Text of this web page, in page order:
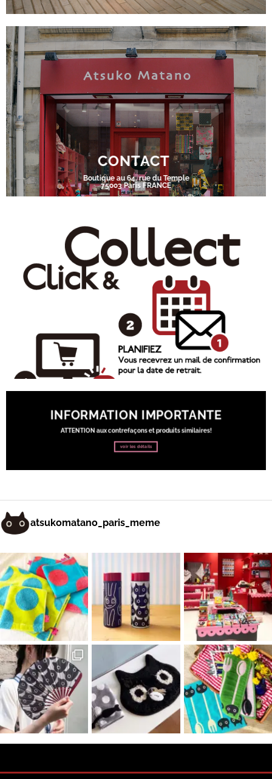
CONTACT
Boutique au 64, rue du Temple
75003 Paris FRANCE
INFORMATION IMPORTANTE
ATTENTION aux contrefaçons et produits similaires!
voir les détails
atsukomatano_paris_meme